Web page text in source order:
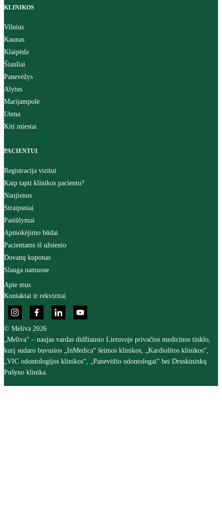
KLINIKOS
Vilnius
Kaunas
Klaipėda
Šiauliai
Panevėžys
Alytus
Marijampolė
Utena
Kiti miestai
PACIENTUI
Registracija vizitui
Kaip tapti klinikos pacientu?
Naujienos
Straipsniai
Pasiūlymai
Apmokėjimo būdai
Pacientams iš užsienio
Dovanų kuponas
Slauga namuose
Apie mus
Kontaktai ir rekvizitai
© Meliva 2026
„Meliva“ – naujas vardas didžiausio Lietuvoje privačios medicinos tinklo,
kurį sudaro buvusios „InMedica“ šeimos klinikos, „Kardiolitos klinikos“,
„VIC odontologijos klinikos“, „Panevėžio odontologai“ bei Druskininkų
Pušyno klinika.